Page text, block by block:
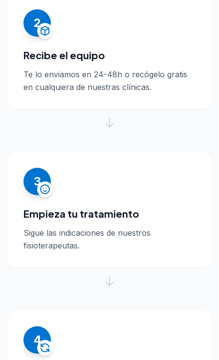
2
Recibe el equipo
Te lo enviamos en 24-48h o recógelo gratis
en cualquiera de nuestras clínicas.
3
Empieza tu tratamiento
Sigue las indicaciones de nuestros
fisioterapeutas.
4